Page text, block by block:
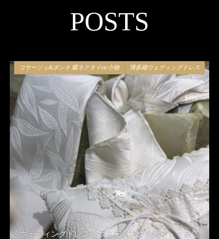
POSTS
コサージュ&ボンネ 蝶ネクタイetc小物 博多織ウェディングドレス
ウェディングドレス＆ウェディング小物・・・全て